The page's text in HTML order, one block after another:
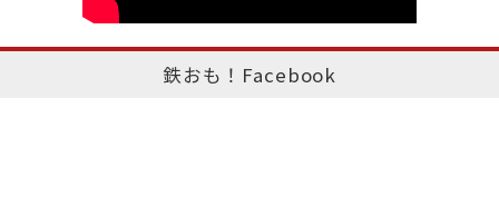
鉄おも！Facebook